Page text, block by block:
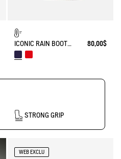
ICONIC RAIN BOOT LOLLY POP FUR-LINED 80,00$
STRONG GRIP
WEB EXCLU